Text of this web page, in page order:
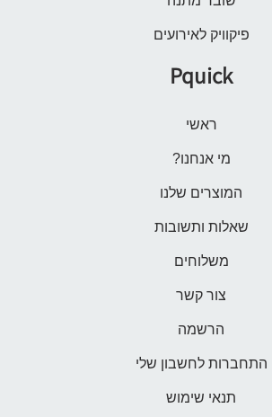
פיקוויק לאירועים
Pquick
ראשי
מי אנחנו?
המוצרים שלנו
שאלות ותשובות
משלוחים
צור קשר
הרשמה
התחברות לחשבון שלי
תנאי שימוש